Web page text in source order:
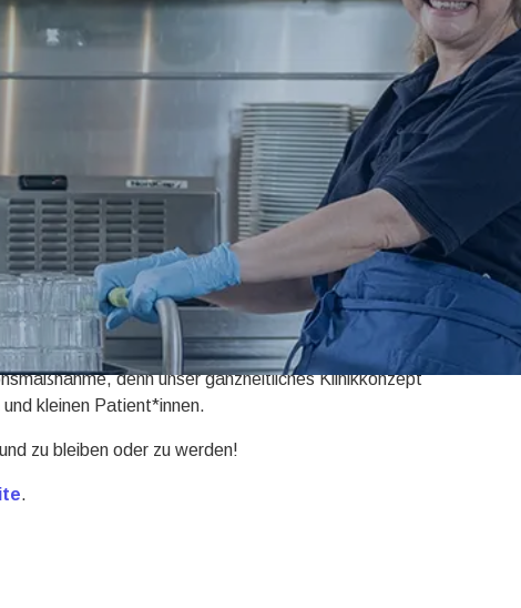
herrlichen Naturkulisse, die mit ihren sanften
Karlsruhe, Bruchsal und Sinsheim jede Menge zu
denn unser ganzheitliches Klinikkonzept
kleinen Patient*innen.
zu bleiben oder zu werden!
.